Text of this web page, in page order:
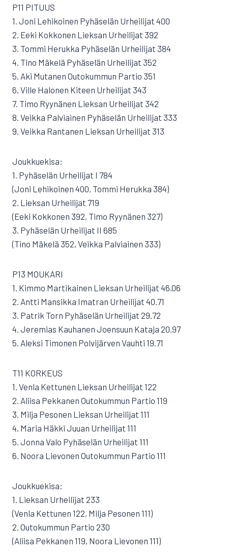
P11 PITUUS
1. Joni Lehikoinen Pyhäselän Urheilijat 400
2. Eeki Kokkonen Lieksan Urheilijat 392
3. Tommi Herukka Pyhäselän Urheilijat 384
4. Tino Mäkelä Pyhäselän Urheilijat 352
5. Aki Mutanen Outokummun Partio 351
6. Ville Halonen Kiteen Urheilijat 343
7. Timo Ryynänen Lieksan Urheilijat 342
8. Veikka Palviainen Pyhäselän Urheilijat 333
9. Veikka Rantanen Lieksan Urheilijat 313
Joukkuekisa:
1. Pyhäselän Urheilijat I 784
(Joni Lehikoinen 400, Tommi Herukka 384)
2. Lieksan Urheilijat 719
(Eeki Kokkonen 392, Timo Ryynänen 327)
3. Pyhäselän Urheilijat II 685
(Tino Mäkelä 352, Veikka Palviainen 333)
P13 MOUKARI
1. Kimmo Martikainen Lieksan Urheilijat 46.06
2. Antti Mansikka Imatran Urheilijat 40.71
3. Patrik Torn Pyhäselän Urheilijat 29.72
4. Jeremias Kauhanen Joensuun Kataja 20.97
5. Aleksi Timonen Polvijärven Vauhti 19.71
T11 KORKEUS
1. Venla Kettunen Lieksan Urheilijat 122
2. Aliisa Pekkanen Outokummun Partio 119
3. Milja Pesonen Lieksan Urheilijat 111
4. Maria Häkki Juuan Urheilijat 111
5. Jonna Valo Pyhäselän Urheilijat 111
6. Noora Lievonen Outokummun Partio 111
Joukkuekisa:
1. Lieksan Urheilijat 233
(Venla Kettunen 122, Milja Pesonen 111)
2. Outokummun Partio 230
(Aliisa Pekkanen 119, Noora Lievonen 111)